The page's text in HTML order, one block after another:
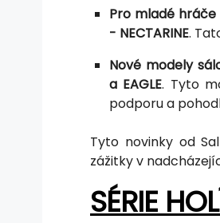
Pro mladé
- NECTARINE.
Nové modely
a EAGLE. Tyto
podporu a
Tyto novinky od
zážitky v
SÉRIE